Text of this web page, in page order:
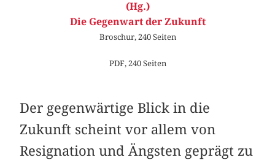
(Hg.)
Die Gegenwart der Zukunft
Broschur, 240 Seiten
PDF, 240 Seiten
Der gegenwärtige Blick in die
Zukunft scheint vor allem von
Resignation und Ängsten geprägt zu